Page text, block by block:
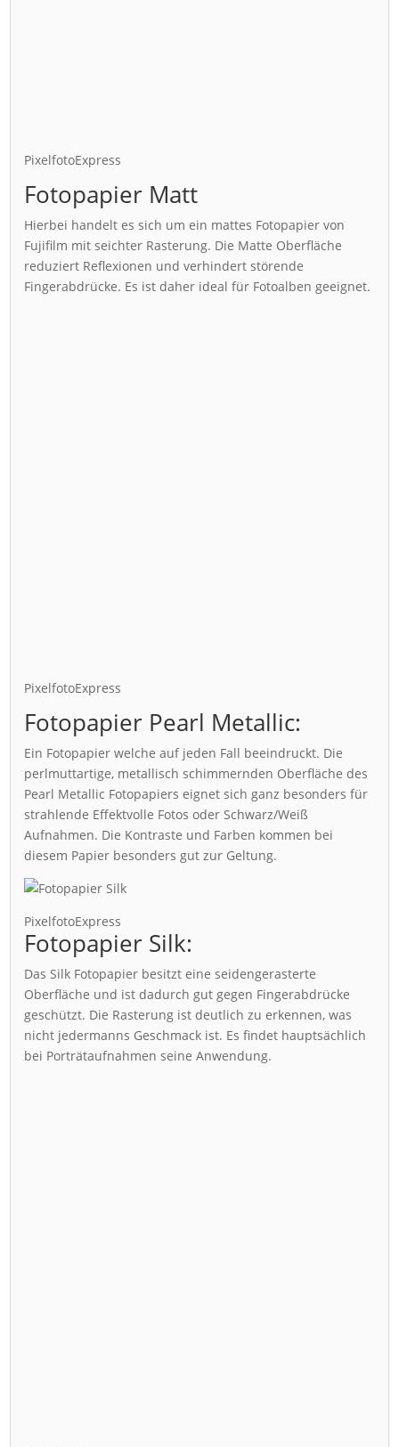
PixelfotoExpress
Fotopapier Matt
Hierbei handelt es sich um ein mattes Fotopapier von
Fujifilm mit seichter Rasterung. Die Matte Oberfläche
reduziert Reflexionen und verhindert störende
Fingerabdrücke. Es ist daher ideal für Fotoalben geeignet.
PixelfotoExpress
Fotopapier Pearl Metallic:
Ein Fotopapier welche auf jeden Fall beeindruckt. Die
perlmuttartige, metallisch schimmernden Oberfläche des
Pearl Metallic Fotopapiers eignet sich ganz besonders für
strahlende Effektvolle Fotos oder Schwarz/Weiß
Aufnahmen. Die Kontraste und Farben kommen bei
diesem Papier besonders gut zur Geltung.
PixelfotoExpress
Fotopapier Silk:
Das Silk Fotopapier besitzt eine seidengerasterte
Oberfläche und ist dadurch gut gegen Fingerabdrücke
geschützt. Die Rasterung ist deutlich zu erkennen, was
nicht jedermanns Geschmack ist. Es findet hauptsächlich
bei Porträtaufnahmen seine Anwendung.